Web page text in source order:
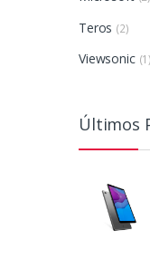
Teros (2)
Viewsonic (1)
Últimos